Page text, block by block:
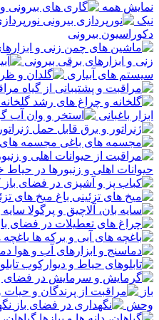
نمایش همه
نیک
دکوراسیون بیرونی
زنی و ابزارهای برقی بیرونی
سیستم های آبیاری
ابزار باغبانی
مجسمه های
حیوانات اهلی و زنبورها در حیاط
میخ های
سایه
باز
وحش